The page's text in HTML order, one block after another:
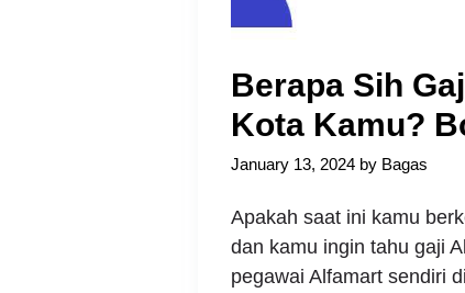
Berapa Sih
Kota Kamu?
January 13, 2024 by Bagas
Apakah saat ini kamu
dan kamu ingin tahu gaji
pegawai Alfamart sendiri